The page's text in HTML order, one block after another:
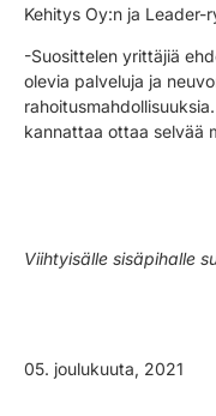
Kehitys Oy:n ja Leader-
-Suosittelen yrittäjiä
olevia palveluja ja
kannattaa ottaa selvää
Viihtyisälle sisäpihalle
05. joulukuuta, 2021